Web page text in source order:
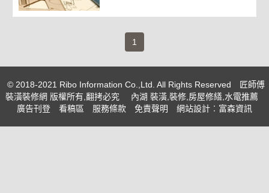
1
© 2018-2021 Ribo Information Co.,Ltd. All Rights Reserved
匠師傅
裝潢裝修網 版權所有,翻拷必究
內湖 裝潢,裝修,房屋修繕,水電推薦
廣告刊登
看稿區 服務條款 免責聲明 網站設計 ︰富森資訊